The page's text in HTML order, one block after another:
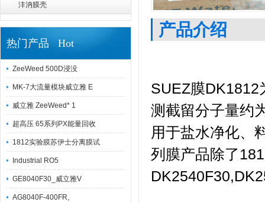
沣汭膜壳
热门产品 Hot
ZeeWeed 500D浸没
MK-7大流量模块威立雅 E
威立雅 ZeeWeed* 1
超高压 65系列PX能量回收
1812实验膜苏伊士分离膜试
Industrial RO5
GE8040F30_威立雅V
AG8040F-400FR,
产品介绍
SUEZ膜DK1812
测截留分子量约
用于盐水净化、
列膜产品除了